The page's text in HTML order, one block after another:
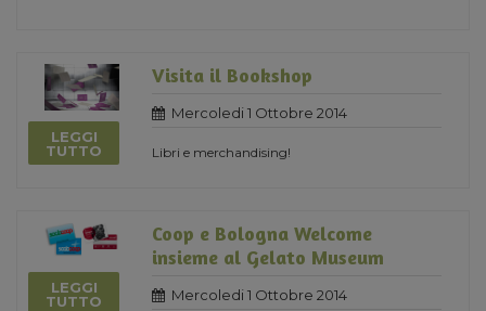
LEGGI
TUTTO
Visita il Bookshop
Mercoledi 1 Ottobre 2014
Libri e merchandising!
LEGGI
TUTTO
Coop e Bologna Welcome
insieme al Gelato Museum
Mercoledi 1 Ottobre 2014